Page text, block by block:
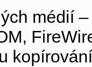
médií